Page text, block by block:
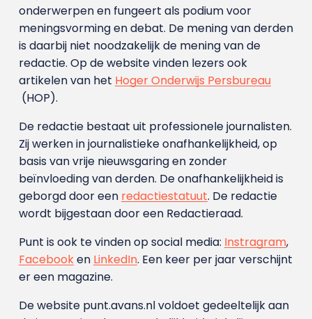
onderwerpen en fungeert als podium voor
meningsvorming en debat. De mening van derden
is daarbij niet noodzakelijk de mening van de
redactie. Op de website vinden lezers ook
artikelen van het Hoger Onderwijs Persbureau
(HOP).
De redactie bestaat uit professionele journalisten.
Zij werken in journalistieke onafhankelijkheid, op
basis van vrije nieuwsgaring en zonder
beïnvloeding van derden. De onafhankelijkheid is
geborgd door een redactiestatuut. De redactie
wordt bijgestaan door een Redactieraad.
Punt is ook te vinden op social media: Instragram,
Facebooken LinkedIn. Een keer per jaar verschijnt
er een magazine.
De website punt.avans.nl voldoet gedeeltelijk aan